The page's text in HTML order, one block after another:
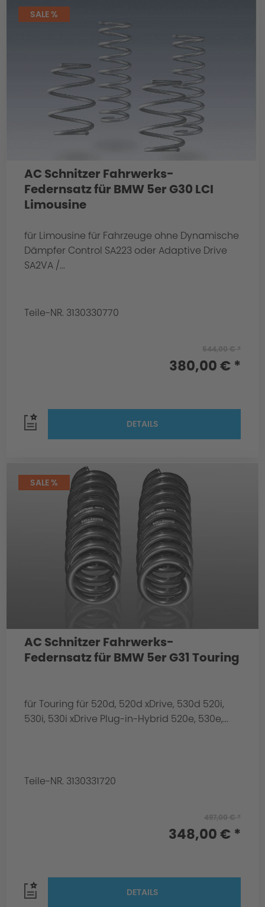
SALE %
AC Schnitzer Fahrwerks-
Federnsatz für BMW 5er G30 LCI
Limousine
für Limousine für Fahrzeuge ohne Dynamische
Dämpfer Control SA223 oder Adaptive Drive
SA2VA /...
Teile-NR. 3130330770
380,00 € *
DETAILS
SALE %
AC Schnitzer Fahrwerks-
Federnsatz für BMW 5er G31 Touring
für Touring für 520d, 520d xDrive, 530d 520i,
530i, 530i xDrive Plug-in-Hybrid 520e, 530e,...
Teile-NR. 3130331720
348,00 € *
DETAILS